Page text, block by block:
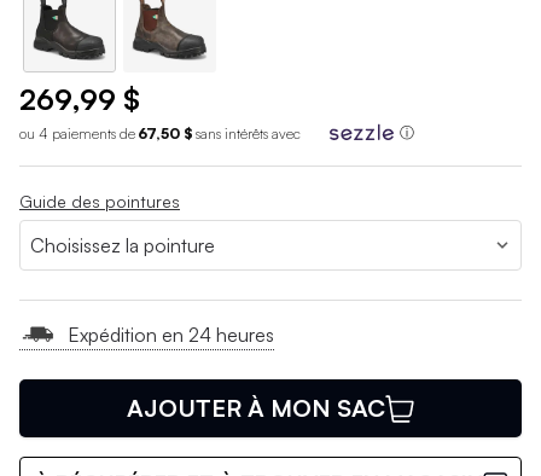
269,99 $
ou 4 paiements de 67,50 $ sans intérêts avec ⓘ
Guide des pointures
Expédition en 24 heures
AJOUTER À MON SAC